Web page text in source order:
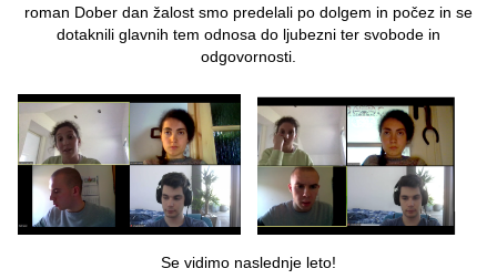
roman Dober dan žalost smo predelali po dolgem in počez in se
dotaknili glavnih tem odnosa do ljubezni ter svobode in
odgovornosti.
Se vidimo naslednje leto!